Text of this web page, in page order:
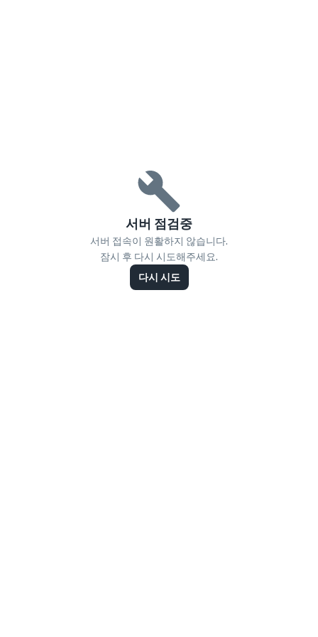
서버 점검중
서버 접속이 원활하지 않습니다.
잠시 후 다시 시도해주세요.
다시 시도